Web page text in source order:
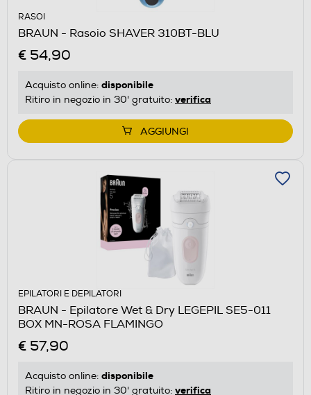
RASOI
BRAUN - Rasoio SHAVER 310BT-BLU
€ 54,90
Acquisto online: disponibile
Ritiro in negozio in 30' gratuito: verifica
AGGIUNGI
EPILATORI E DEPILATORI
BRAUN - Epilatore Wet & Dry LEGEPIL SE5-011
BOX MN-ROSA FLAMINGO
€ 57,90
Acquisto online: disponibile
Ritiro in negozio in 30' gratuito: verifica